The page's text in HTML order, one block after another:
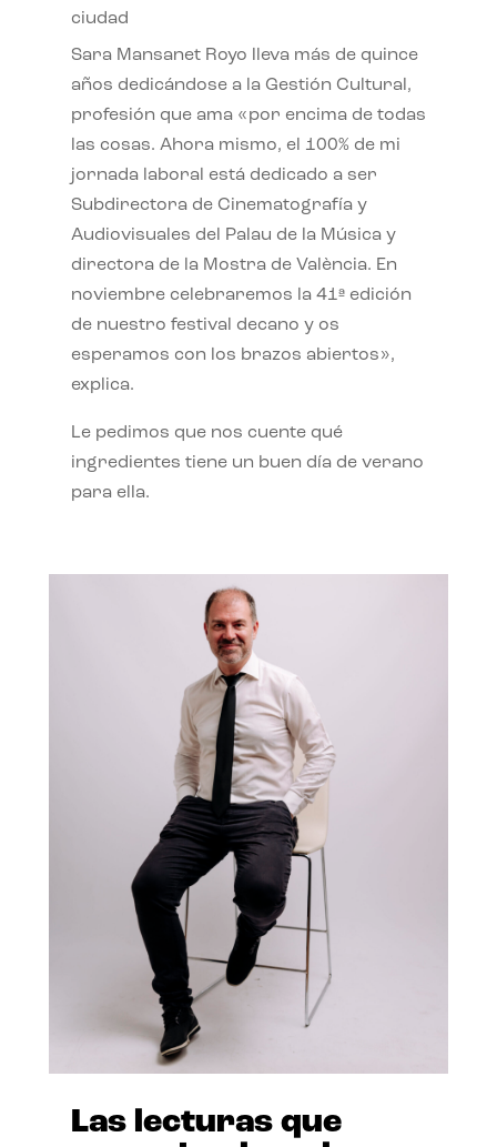
ciudad
Sara Mansanet Royo lleva más de quince
años dedicándose a la Gestión Cultural,
profesión que ama «por encima de todas
las cosas. Ahora mismo, el 100% de mi
jornada laboral está dedicado a ser
Subdirectora de Cinematografía y
Audiovisuales del Palau de la Música y
directora de la Mostra de València. En
noviembre celebraremos la 41ª edición
de nuestro festival decano y os
esperamos con los brazos abiertos»,
explica.
Le pedimos que nos cuente qué
ingredientes tiene un buen día de verano
para ella.
Las lecturas que